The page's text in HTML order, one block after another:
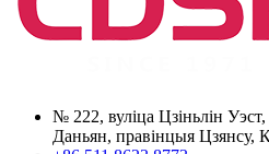
№ 222, вуліца Цзіньлін Уэст,
Даньян, правінцыя Цзянсу,